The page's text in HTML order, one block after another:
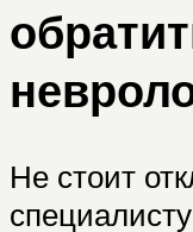
Не стоит